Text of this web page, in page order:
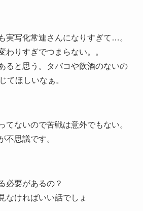
実写化常連さんになりすぎて…。
わりすぎでつまらない。。
ると思う。タバコや飲酒のないの
てほしいなぁ。
てないので苦戦は意外でもない。
不思議です。
必要があるの？
なければいい話でしょ